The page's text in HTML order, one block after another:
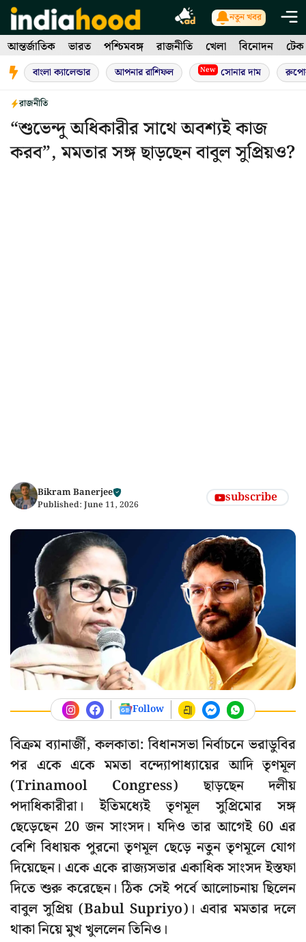
Skip
to
content
নতুন খবর
আন্তর্জাতিক ভারত পশ্চিমবঙ্গ রাজনীতি খেলা বিনোদন টেক
বাংলা ক্যালেন্ডার আপনার রাশিফল New সোনার দাম
রাজনীতি
“শুভেন্দু অধিকারীর সাথে অবশ্যই কাজ
করব”, মমতার সঙ্গ ছাড়ছেন বাবুল সুপ্রিয়ও?
Bikram Banerjee
Published: June 11, 2026 subscribe
Follow
বিক্রম ব্যানার্জী, কলকাতা: বিধানসভা নির্বাচনে ভরাডুবির
পর একে একে মমতা বন্দ্যোপাধ্যায়ের আদি তৃণমূল
(Trinamool Congress) ছাড়ছেন দলীয়
পদাধিকারীরা। ইতিমধ্যেই তৃণমূল সুপ্রিমোর সঙ্গ
ছেড়েছেন 20 জন সাংসদ। যদিও তার আগেই 60 এর
বেশি বিধায়ক পুরনো তৃণমূল ছেড়ে নতুন তৃণমূলে যোগ
দিয়েছেন। একে একে রাজ্যসভার একাধিক সাংসদ ইস্তফা
দিতে শুরু করেছেন। ঠিক সেই পর্বে আলোচনায় ছিলেন
বাবুল সুপ্রিয় (Babul Supriyo)। এবার মমতার দলে
থাকা নিয়ে মুখ খুললেন তিনিও।